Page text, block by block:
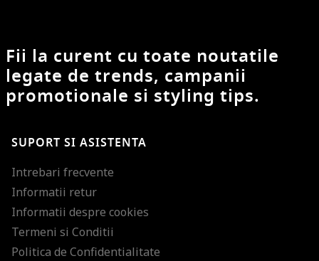
Fii la curent cu toate noutatile
legate de trends, campanii
promotionale si styling tips.
SUPORT SI ASISTENTA
Intrebari frecvente
Informatii retur
Informatii despre cookies
Termeni si Conditii
Politica de Confidentialitate